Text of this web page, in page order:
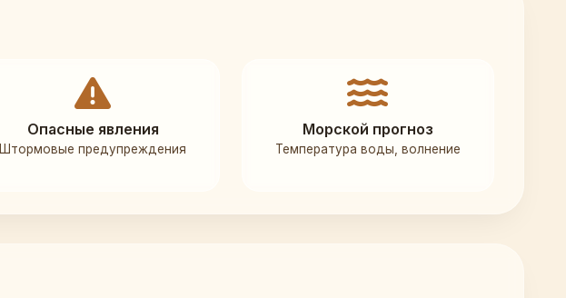
Опасные явления
Штормовые предупреждения
Морской прогноз
Температура воды, волнение